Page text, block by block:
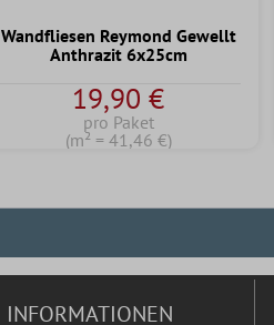
Wandfliesen Reymond Gewellt
Anthrazit 6x25cm
19,90 €
pro Paket
(m² = 41,46 €)
INFORMATIONEN